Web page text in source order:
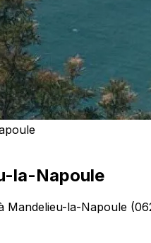
la-Napoule
la-Napoule